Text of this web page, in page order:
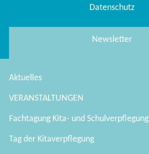
Datenschutz
Newsletter
Aktuelles
VERANSTALTUNGEN
Fachtagung Kita- und Schulverpflegung
Tag der Kitaverpflegung